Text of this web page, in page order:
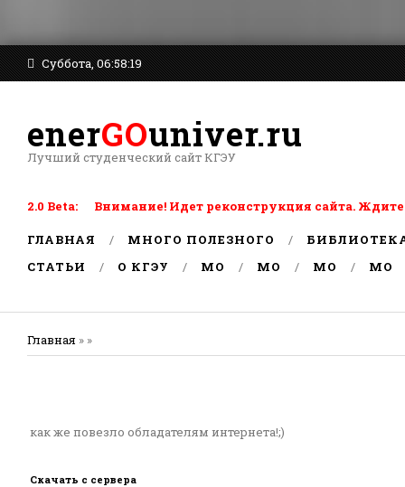
Суббота, 06:58:19
enerGOuniver.ru
Лучший студенческий сайт КГЭУ
2.0 Beta: Внимание! Идет реконструкция сайта. Ждите
ГЛАВНАЯ МНОГО ПОЛЕЗНОГО
СТАТЬИ
О КГЭУ MO MO MO MO
Главная » »
как же повезло обладателям интернета!;)
Скачать с сервера